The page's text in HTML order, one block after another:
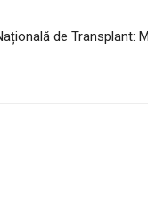
de Transplant: